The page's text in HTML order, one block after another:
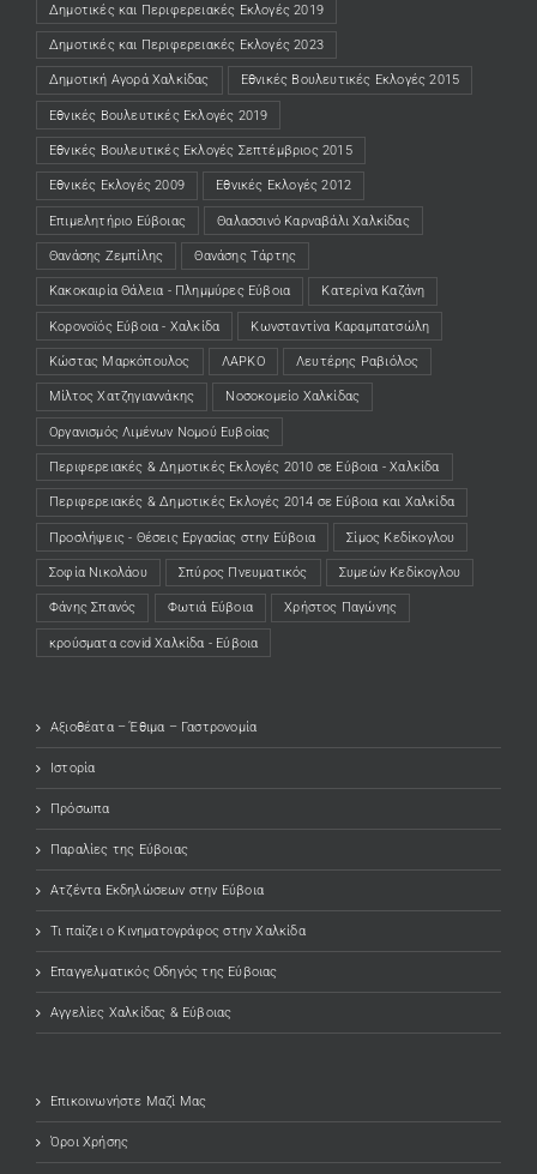
Δημοτικές και Περιφερειακές Εκλογές 2019
Δημοτικές και Περιφερειακές Εκλογές 2023
Δημοτική Αγορά Χαλκίδας Εθνικές Βουλευτικές Εκλογές 2015
Εθνικές Βουλευτικές Εκλογές 2019
Εθνικές Βουλευτικές Εκλογές Σεπτέμβριος 2015
Εθνικές Εκλογές 2009 Εθνικές Εκλογές 2012
Επιμελητήριο Εύβοιας Θαλασσινό Καρναβάλι Χαλκίδας
Θανάσης Ζεμπίλης Θανάσης Τάρτης
Κακοκαιρία Θάλεια - Πλημμύρες Εύβοια Κατερίνα Καζάνη
Κορονοϊός Εύβοια - Χαλκίδα Κωνσταντίνα Καραμπατσώλη
Κώστας Μαρκόπουλος ΛΑΡΚΟ Λευτέρης Ραβιόλος
Μίλτος Χατζηγιαννάκης Νοσοκομείο Χαλκίδας
Οργανισμός Λιμένων Νομού Ευβοίας
Περιφερειακές & Δημοτικές Εκλογές 2010 σε Εύβοια - Χαλκίδα
Περιφερειακές & Δημοτικές Εκλογές 2014 σε Εύβοια και Χαλκίδα
Προσλήψεις - Θέσεις Εργασίας στην Εύβοια Σίμος Κεδίκογλου
Σοφία Νικολάου Σπύρος Πνευματικός Συμεών Κεδίκογλου
Φάνης Σπανός Φωτιά Εύβοια Χρήστος Παγώνης
κρούσματα covid Χαλκίδα - Εύβοια
Αξιοθέατα – Έθιμα – Γαστρονομία
Ιστορία
Πρόσωπα
Παραλίες της Εύβοιας
Ατζέντα Εκδηλώσεων στην Εύβοια
Τι παίζει ο Κινηματογράφος στην Χαλκίδα
Επαγγελματικός Οδηγός της Εύβοιας
Αγγελίες Χαλκίδας & Εύβοιας
Επικοινωνήστε Μαζί Μας
Όροι Χρήσης